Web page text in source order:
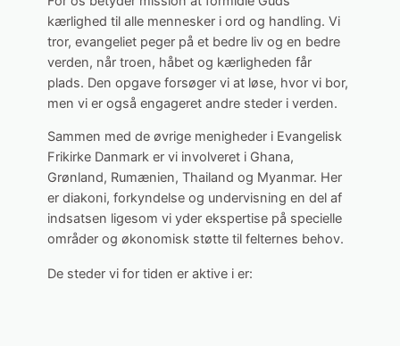
kærlighed til alle mennesker i ord og handling. Vi
tror, evangeliet peger på et bedre liv og en bedre
verden, når troen, håbet og kærligheden får
plads. Den opgave forsøger vi at løse, hvor vi bor,
men vi er også engageret andre steder i verden.
Sammen med de øvrige menigheder i Evangelisk
Frikirke Danmark er vi involveret i Ghana,
Grønland, Rumænien, Thailand og Myanmar. Her
er diakoni, forkyndelse og undervisning en del af
indsatsen ligesom vi yder ekspertise på specielle
områder og økonomisk støtte til felternes behov.
De steder vi for tiden er aktive i er: